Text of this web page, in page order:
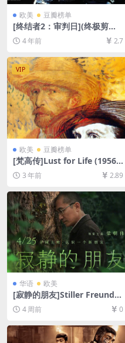
欧美 豆瓣榜单
[终结者2：审判日](终极剪辑
版)Terminator 2: Judgment
Day (1991)[百度网盘+迅雷云
盘资源1080P超清未删减][MP
4/11GB][中英字幕]
4 年前 2.7
VIP
欧美 豆瓣榜单
[梵高传]Lust for Life (1956)
[百度网盘+夸克网盘1080P超
清未删减资源][网盘在线播放/
3 年前 2.89
华语 欧美
[寂静的朋友]Stiller Freund
(2025)[百度网盘+夸克网盘10
80P超清未删减资源][网盘在
线播放/下载][MP4/9.8GB][中
文字幕]
4 周前 0